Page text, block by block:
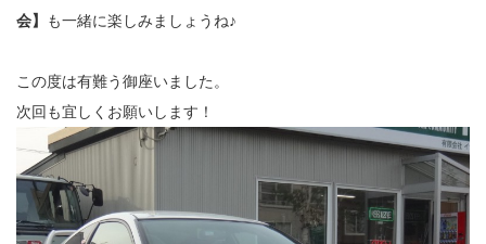
会】
も一緒に楽しみましょうね♪
この度は有難う御座いました。
次回も宜しくお願いします！